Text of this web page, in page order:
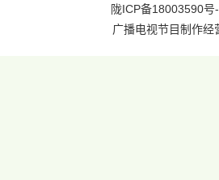
陇ICP备18003590号
广播电视节目制作